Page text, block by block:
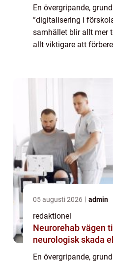
En övergripande,
”digitalisering i
samhället blir allt mer
allt viktigare att
05 augusti 2026 admin
redaktionel
Neurorehab vägen tillbaka efter
neurologisk skada
En övergripande,